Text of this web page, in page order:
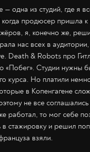
одна из студий, где я
продюсер пришла
я, конечно же,
нас всех в
Death & Robots про
«Побег». Студии нужны
курса. Но платили
в Копенгагене
не все
работал, то мог себе
в стажировку и решил
взяли.